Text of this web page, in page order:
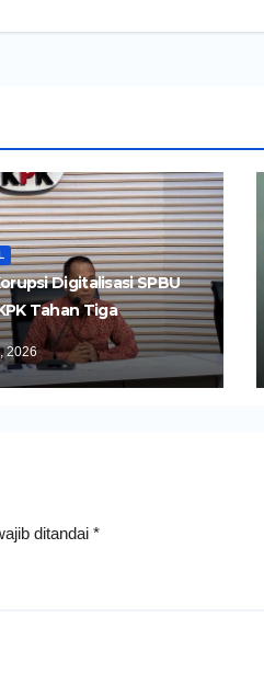
Digitalisasi SPBU
Tahan Tiga
2026
ditandai *